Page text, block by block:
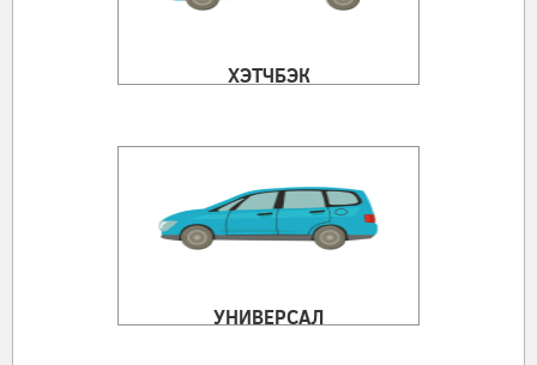
ХЭТЧБЭК
УНИВЕРСАЛ